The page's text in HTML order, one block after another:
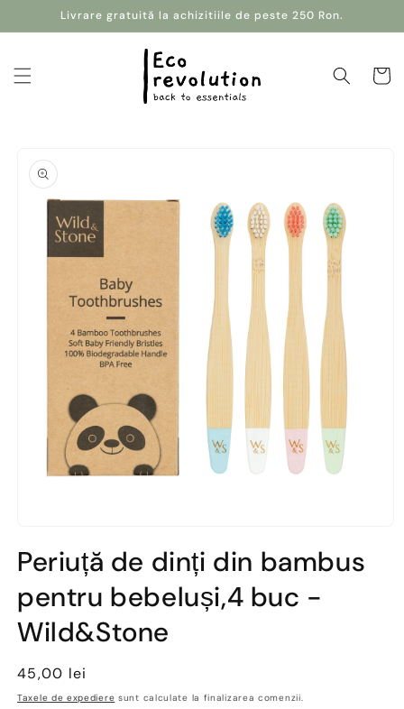
Salt la
conținut
Livrare gratuită la achizitiile de peste 250 Ron.
Coș
informațiile
despre
produs
media
1
o
fereastră
modală
Periuță de dinți din bambus
pentru bebeluși,4 buc -
Wild&Stone
Preț
obișnuit
45,00 lei
Taxele de expediere sunt calculate la finalizarea comenzii.